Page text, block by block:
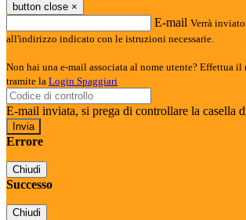
button close ×
E-mail Verrà
all'indirizzo indicato con le istruzioni necessarie.
Non hai una e-mail associata al nome utente? Effettua il
tramite la Login Spaggiari
E-mail inviata, si prega di controllare la casella
Errore
Chiudi
Successo
Chiudi